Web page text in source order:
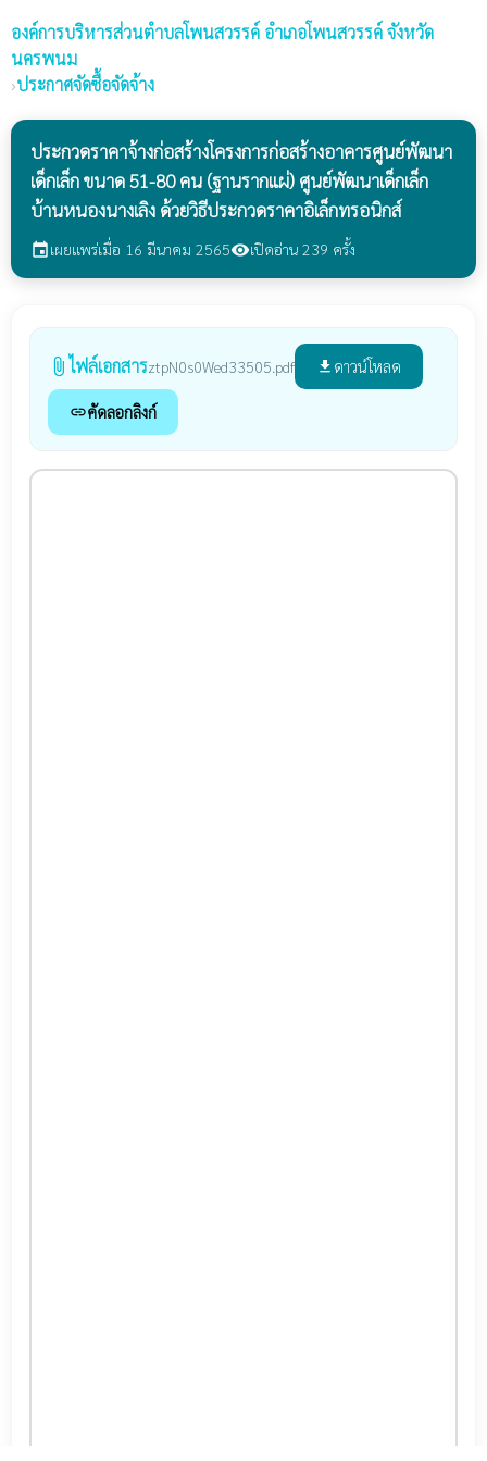
องค์การบริหารส่วนตำบลโพนสวรรค์ อำเภอโพนสวรรค์ จังหวัด
นครพนม
›ประกาศจัดซื้อจัดจ้าง
ประกวดราคาจ้างก่อสร้างโครงการก่อสร้างอาคารศูนย์พัฒนา
เด็กเล็ก ขนาด 51-80 คน (ฐานรากแผ่) ศูนย์พัฒนาเด็กเล็ก
บ้านหนองนางเลิง ด้วยวิธีประกวดราคาอิเล็กทรอนิกส์
eventเผยแพร่เมื่อ 16 มีนาคม 2565visibilityเปิดอ่าน 239 ครั้ง
attach_file ไฟล์เอกสารztpN0s0Wed33505.pdf file_download ดาวน์โหลด
linkคัดลอกลิงก์